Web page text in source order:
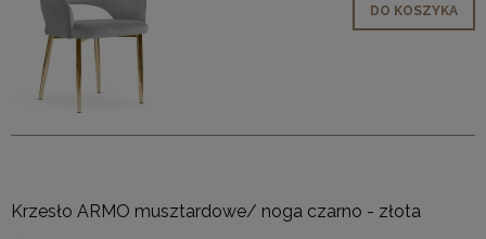
DO KOSZYKA
Krzesło ARMO musztardowe/ noga czarno - złota